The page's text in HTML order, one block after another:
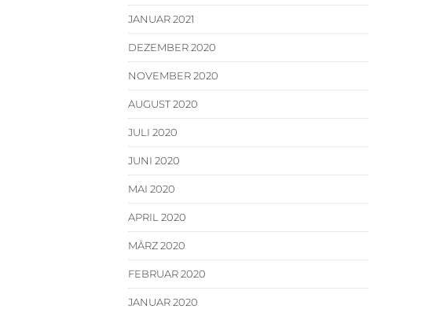
JANUAR 2021
DEZEMBER 2020
NOVEMBER 2020
AUGUST 2020
JULI 2020
JUNI 2020
MAI 2020
APRIL 2020
MÄRZ 2020
FEBRUAR 2020
JANUAR 2020